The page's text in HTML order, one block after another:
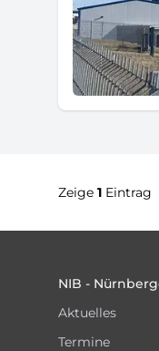
Zeige 1 Eintrag
NIB -
Aktuelles
Termine